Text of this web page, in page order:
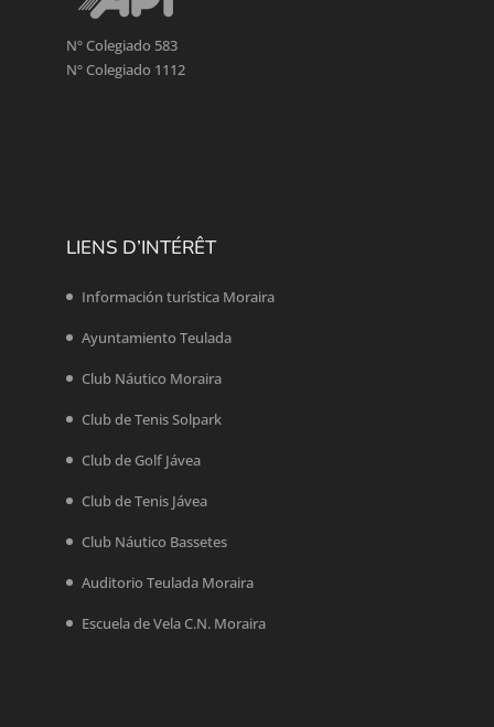
Nº Colegiado 583
Nº Colegiado 1112
LIENS D’INTÉRÊT
Información turística Moraira
Ayuntamiento Teulada
Club Náutico Moraira
Club de Tenis Solpark
Club de Golf Jávea
Club de Tenis Jávea
Club Náutico Bassetes
Auditorio Teulada Moraira
Escuela de Vela C.N. Moraira